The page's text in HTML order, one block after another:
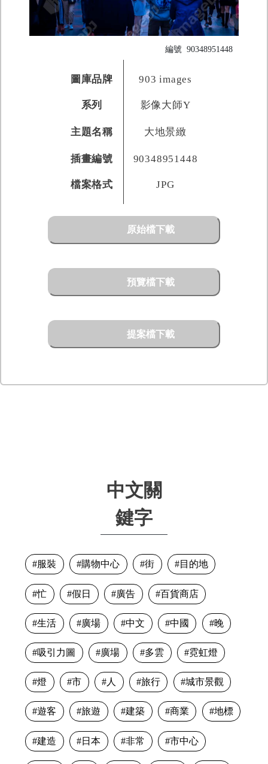
編號 90348951448
圖庫品牌 903 images
系列 影像大師Y
主題名稱 大地景緻
插畫編號 90348951448
檔案格式 JPG
原始檔下載
預覽檔下載
提案檔下載
中文關
鍵字
服裝 購物中心 街 目的地
忙 假日 廣告 百貨商店
生活 廣場 中文 中國 晚
吸引力圖 廣場 多雲 霓虹燈
燈 市 人 旅行 城市景觀
遊客 旅遊 建築 商業 地標
建造 日本 非常 市中心